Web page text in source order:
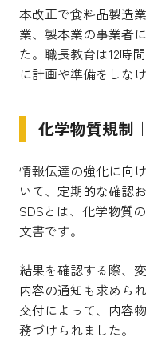
本改正で食料品製造
業、製本業の事業者
た。職長教育は12時
に計画や準備をしな
化学物質規制
情報伝達の強化に向
いて、定期的な確認
SDSとは、化学物質
文書です。
結果を確認する際、
内容の通知も求めら
交付によって、内容
務づけられました。